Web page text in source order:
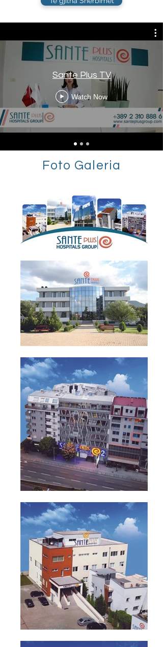
Sante Plus TV
Watch Now
Foto Galeria